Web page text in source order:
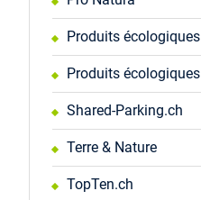
Produits écologiques
Produits écologiques
Shared-Parking.ch
Terre & Nature
TopTen.ch